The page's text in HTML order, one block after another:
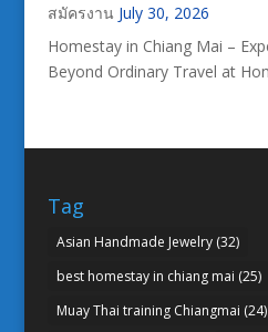
สมัครงาน July 30, 2026
Homestay in Chiang Mai –
Beyond Ordinary Travel at
Tag
Asian Handmade Jewelry(32)
best homestay in chiang mai (25)
Muay Thai training Chiangmai (24)